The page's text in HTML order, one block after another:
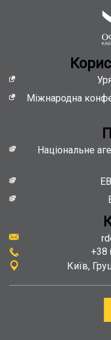
Міжнародна
Національне
+38
Київ